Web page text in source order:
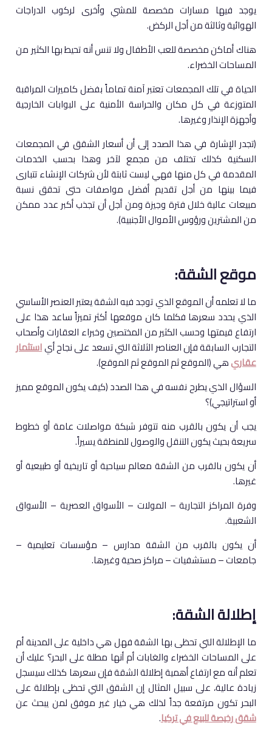
يوجد فيها مسارات مخصصة للمشي وأخرى لركوب الدراجات
الهوائية وثالثة من أجل الركض.
هناك أماكن مخصصة للعب الأطفال ولا تنس أنه تحيط بها الكثير من
المساحات الخضراء.
الحياة في تلك المجمعات تعتبر آمنة تماماً بفضل كاميرات المراقبة
المتوزعة في كل مكان والحراسة الأمنية على البوابات الخارجية
وأجهزة الإنذار وغيرها.
(تجدر الإشارة في هذا الصدد إلى أن أسعار الشقق في المجمعات
السكنية كذلك تختلف من مجمع لآخر وهذا بحسب الخدمات
المقدمة في كل منها فهي ليست ثابتة لأن شركات الإنشاء تتبارى
فيما بينها من أجل تقديم أفضل مواصفات حتى تحقق نسبة
مبيعات عالية خلال فترة وجيزة ومن أجل أن تجذب أكبر عدد ممكن
من المشترين ورؤوس الأموال الأجنبية).
موقع الشقة:
ما لا تعلمه أن الموقع الذي توجد فيه الشقة يعتبر العنصر الأساسي
الذي يحدد سعرها فكلما كان موقعها أكثر تميزاً ساعد هذا على
ارتفاع قيمتها وحسب الكثير من المختصين وخبراء العقارات وأصحاب
التجارب السابقة فإن العناصر الثلاثة التي تسعد على نجاح أياستثمار
عقاريهي (الموقع ثم الموقع ثم الموقع).
السؤال الذي يطرح نفسه في هذا الصدد (كيف يكون الموقع مميز
أو استراتيجي)؟
يجب أن يكون بالقرب منه تتوفر شبكة مواصلات عامة أو خطوط
سريعة بحيث يكون التنقل والوصول للمنطقة يسيراً.
أن يكون بالقرب من الشقة معالم سياحية أو تاريخية أو طبيعية أو
غيرها.
وفرة المراكز التجارية – المولات – الأسواق العصرية – الأسواق
الشعبية.
أن يكون بالقرب من الشقة مدارس – مؤسسات تعليمية –
جامعات – مستشفيات – مراكز صحية وغيرها.
إطلالة الشقة:
ما الإطلالة التي تحظى بها الشقة فهل هي داخلية على المدينة أم
على المساحات الخضراء والغابات أم أنها مطلة على البحر؟ عليك أن
تعلم أنه مع ارتفاع أهمية إطلالة الشقة فإن سعرها كذلك سيسجل
زيادة عالية، على سبيل المثال إن الشقق التي تحظى بإطلالة على
البحر تكون مرتفعة جداً لذلك هي خيار غير موفق لمن يبحث عن
شقق رخيصة للبيع في تركيا.